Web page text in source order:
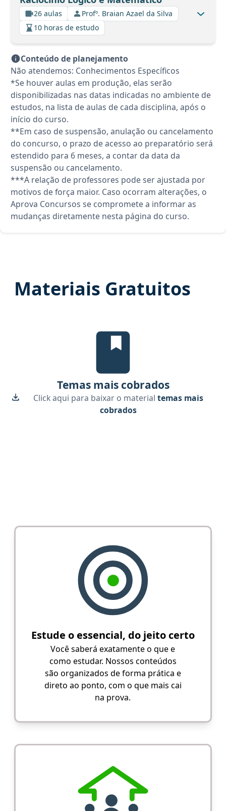
26 aulas
Profº. Braian Azael da Silva
10 horas de estudo
Conteúdo de planejamento
Não atendemos: Conhecimentos Específicos
*Se houver aulas em produção, elas serão
disponibilizadas nas datas indicadas no ambiente de
estudos, na lista de aulas de cada disciplina, após o
início do curso.
**Em caso de suspensão, anulação ou cancelamento
do concurso, o prazo de acesso ao preparatório será
estendido para 6 meses, a contar da data da
suspensão ou cancelamento.
***A relação de professores pode ser ajustada por
motivos de força maior. Caso ocorram alterações, o
Aprova Concursos se compromete a informar as
mudanças diretamente nesta página do curso.
Materiais Gratuitos
Temas mais cobrados, material
Temas mais cobrados
Click aqui para baixar o material temas mais
cobrados
Estude o essencial, do jeito certo
Você saberá exatamente o que e
como estudar. Nossos conteúdos
são organizados de forma prática e
direto ao ponto, com o que mais cai
na prova.